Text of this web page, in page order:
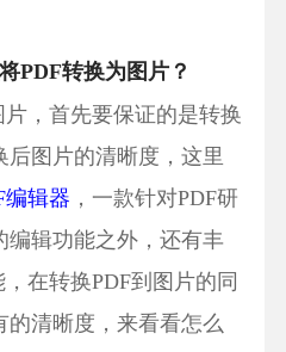
PDF转换为图片？
，首先要保证的是转换
后图片的清晰度，这里
编辑器 ，一款针对PDF研
编辑功能之外，还有丰
在转换PDF到图片的同
的清晰度，来看看怎么